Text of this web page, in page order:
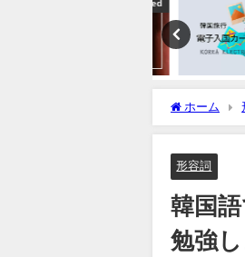
ホーム
形容詞
韓国
勉強し